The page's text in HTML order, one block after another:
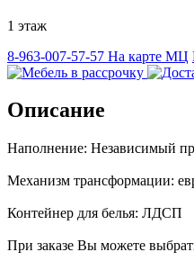
1 этаж
8-963-007-57-57 На карте МЦ
Описание
Наполнение: Независимый
Механизм трансформации:
Контейнер для белья: ЛДСП
При заказе Вы можете